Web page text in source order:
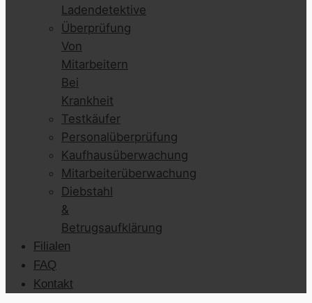
Ladendetektive
Überprüfung
Von
Mitarbeitern
Bei
Krankheit
Testkäufer
Personalüberprüfung
Kaufhausüberwachung
Mitarbeiterüberwachung
Diebstahl
&
Betrugsaufklärung
Filialen
FAQ
Kontakt